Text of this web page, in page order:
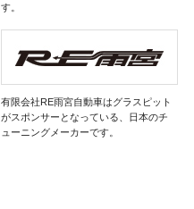
す。
有限会社RE雨宮自動車はグラスピット
がスポンサーとなっている、日本のチ
ューニングメーカーです。